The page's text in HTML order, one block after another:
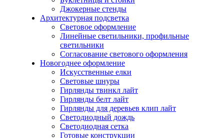
Джокерные стенды
Архитектурная подсветка
Световое оформление
Линейные светильники, профильные
светильники
Согласование светового оформления
Новогоднее оформление
Искусcтвенные елки
Световые шнуры
Гирлянды твинкл лайт
Гирлянды белт лайт
Гирлянды для деревьев клип лайт
Светодиодный дождь
Светодиодная сетка
Готовые конструкции